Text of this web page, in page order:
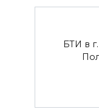
БТИ в